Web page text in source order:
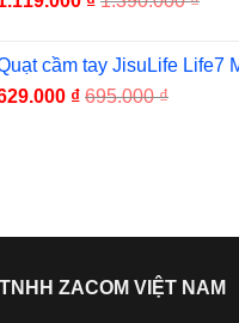
cầm tay JisuLife Life7
₫ 695.000₫
ZACOM VIỆT NAM